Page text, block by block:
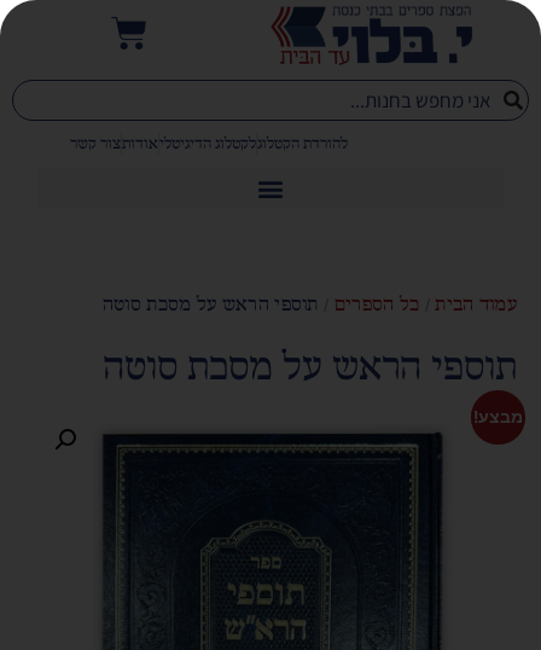
להורדת הקטלוגלקטלוג הדיגיטליאודותצור קשר
עמוד הבית/ כל הספרים / תוספי הראש על מסכת סוטה
תוספי הראש על מסכת סוטה
מבצע!